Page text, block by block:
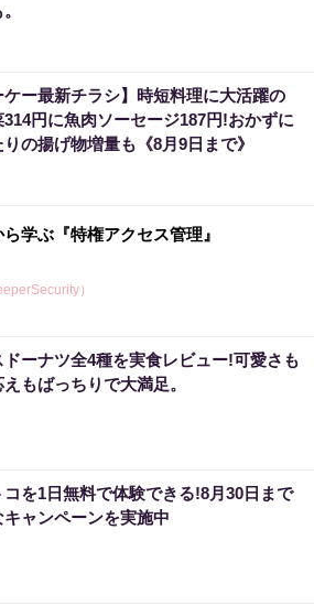
ケー最新チラシ】時短料理に大活躍の
314円に魚肉ソーセージ187円!おかずに
りの揚げ物増量も《8月9日まで》
学ぶ『特権アクセス管理』
）
当たる人だけが気づいている違い
会社デジタルファーム ）
じ何年も買って一度も当たらない人
因、はっきりしてます
会社デジタルファーム ）
ドーナツ全4種を実食レビュー!可愛さも
もばっちりで大満足。
コを1日無料で体験できる!8月30日まで
キャンペーンを実施中